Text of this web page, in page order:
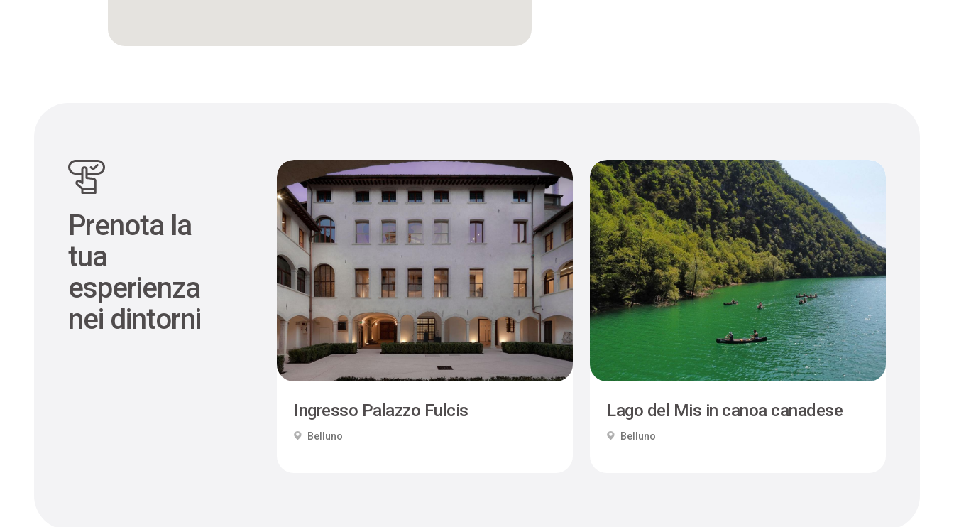
Prenota la
tua
esperienza
nei dintorni
Ingresso Palazzo Fulcis
Belluno
Lago del Mis in canoa canadese
Belluno